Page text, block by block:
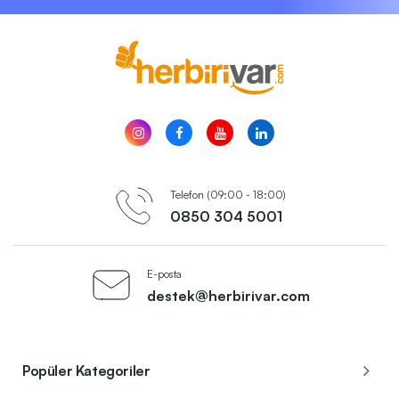
Telefon (09:00 - 18:00)
0850 304 5001
E-posta
destek@herbirivar.com
Popüler Kategoriler